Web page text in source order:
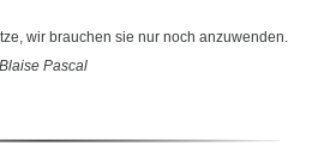
wir brauchen sie nur noch anzuwenden.
Blaise Pascal